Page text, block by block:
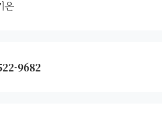
은
9682